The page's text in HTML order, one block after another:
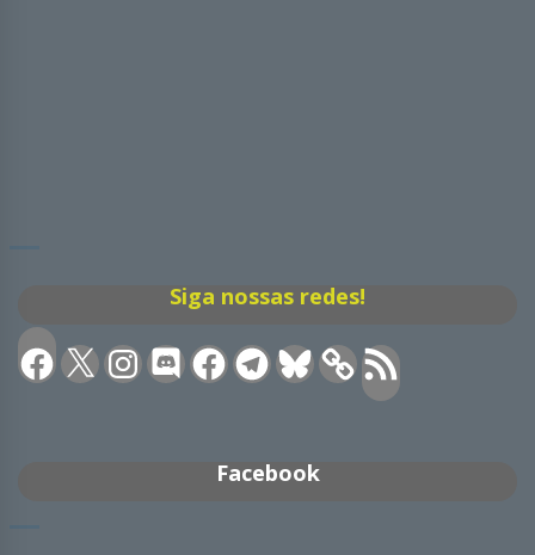
Siga nossas redes!
Facebook
X Instagram
DiscordFacebookTelegramBluesky Feed
RSS
Facebook